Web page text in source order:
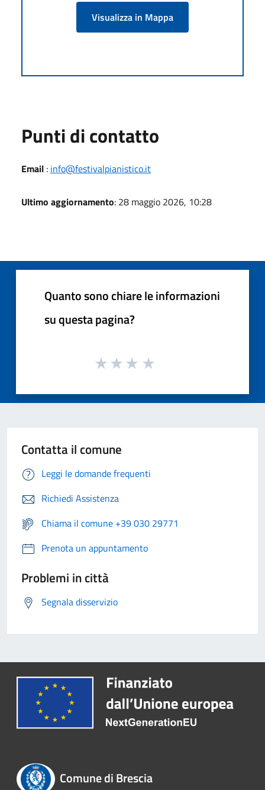
Visualizza in Mappa
Punti di contatto
Email : info@festivalpianistico.it
Ultimo aggiornamento: 28 maggio 2026, 10:28
Quanto sono chiare le informazioni
su questa pagina?
Contatta il comune
Leggi le domande frequenti
Richiedi Assistenza
Chiama il comune +39 030 29771
Prenota un appuntamento
Problemi in città
Segnala disservizio
Comune di Brescia